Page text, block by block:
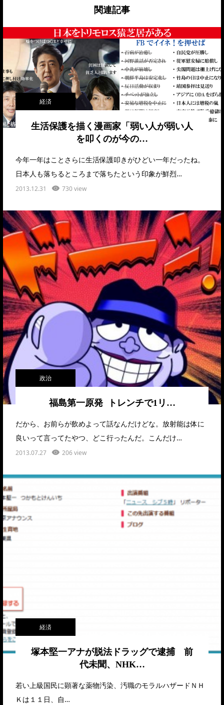
関連記事
経済
生活保護を描く漫画家「弱い人が弱い人
を叩くのが今の…
今年一年はことさらに生活保護叩きがひどい一年だったね。
日本人も落ちるところまで落ちたという印象が鮮烈…
2013.12.31 730 view
政治
福島第一原発 トレンチで1リ…
だから、お前らが飲めよって話なんだけどな。放射能は体に
良いって言ってたやつ、どこ行ったんだ。こんだけ…
2013.07.27 206 view
経済
塚本堅一アナが脱法ドラッグで逮捕 前
代未聞、NHK…
若い上級国民に顕著な薬物汚染、汚職のモラルハザードＮＨ
Ｋは１１日、自…